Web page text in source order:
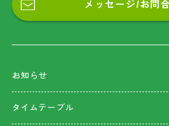
メッセージ/お問
お知らせ
タイムテーブル